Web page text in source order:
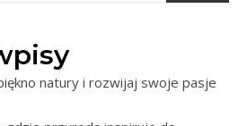
natury i rozwijaj swoje pasje